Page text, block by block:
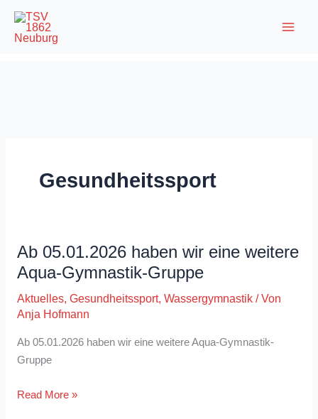
Inhalt
springen
Gesundheitssport
Ab 05.01.2026 haben wir eine weitere
Aqua-Gymnastik-Gruppe
Aktuelles, Gesundheitssport, Wassergymnastik/ Von
Anja Hofmann
Ab 05.01.2026 haben wir eine weitere Aqua-Gymnastik-
Gruppe
Ab
Read More »